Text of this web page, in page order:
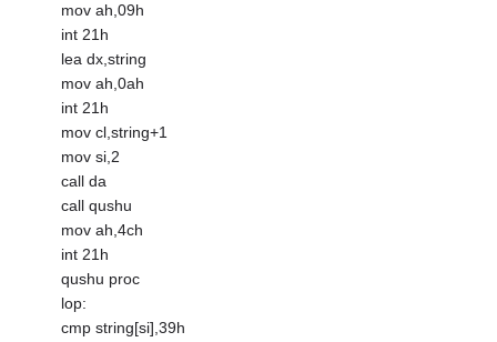
mov ah,09h
int 21h
lea dx,string
mov ah,0ah
int 21h
mov cl,string+1
mov si,2
call da
call qushu
mov ah,4ch
int 21h
qushu proc
lop:
cmp string[si],39h